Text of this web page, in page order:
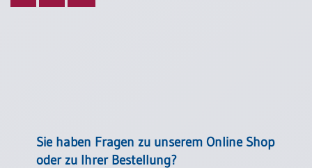
Sie haben Fragen zu unserem Online Shop
oder zu Ihrer Bestellung?